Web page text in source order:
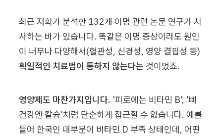
최근 저희가 분석한 132개 이명 관련 논문 연구가 시
사하는 바가 있습니다. 똑같은 이명 증상이라도 원인
이 너무나 다양해서(혈관성, 신경성, 영양 결핍성 등)
획일적인 치료법이 통하지 않는다는 것이었죠.
영양제도 마찬가지입니다. '피로에는 비타민 B', '뼈
건강엔 칼슘'처럼 단순하게 접근할 수 없습니다. 예를
들어 한국인 대부분이 비타민 D 부족 상태인데, 어떤